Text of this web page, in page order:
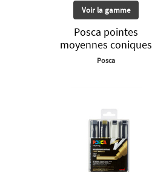
Voir la gamme
Posca pointes
moyennes coniques
Posca